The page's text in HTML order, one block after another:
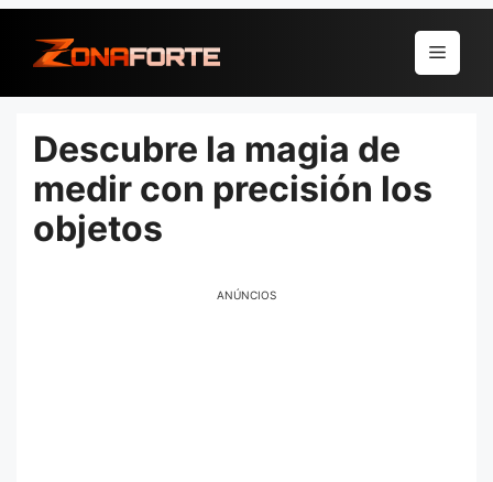
para
conteúdo
Menu
Descubre la magia de
medir con precisión los
objetos
ANÚNCIOS